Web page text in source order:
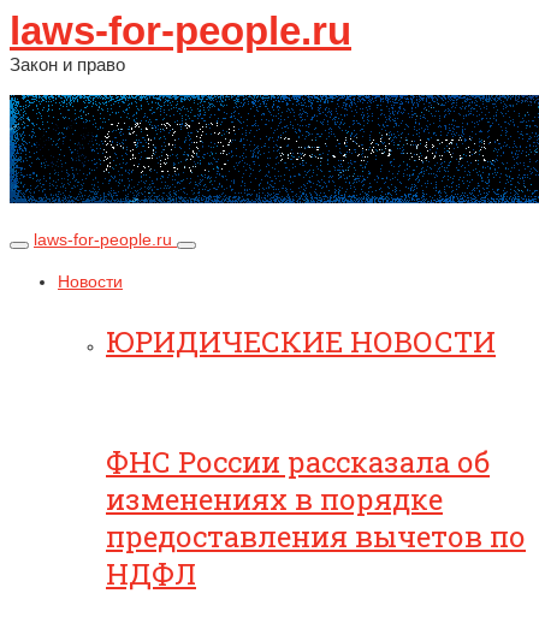
laws-for-people.ru
Закон и право
laws-for-people.ru
Новости
ЮРИДИЧЕСКИЕ НОВОСТИ
ФНС России рассказала об
изменениях в порядке
предоставления вычетов по
НДФЛ